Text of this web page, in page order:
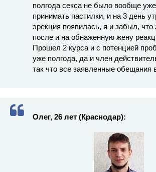
полгода секса не было вообще
принимать пастилки, и на 3 день
эрекция появилась, я и забыл, что
после и на обнаженную жену
Прошел 2 курса и с потенцией
уже полгода, да и член
так что все заявленные обещания
Олег, 26 лет (Краснодар):